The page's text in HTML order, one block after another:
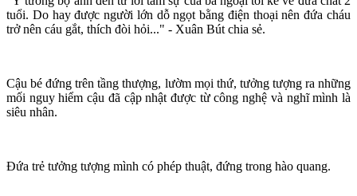
tuổi. Do hay được người lớn dỗ ngọt bằng điện thoại nên đứa cháu
trở nên cáu gắt, thích đòi hỏi..." - Xuân Bút chia sẻ.
Cậu bé đứng trên tầng thượng, lườm mọi thứ, tưởng tượng ra những
mối nguy hiểm cậu đã cập nhật được từ công nghệ và nghĩ mình là
siêu nhân.
Đứa trẻ tưởng tượng mình có phép thuật, đứng trong hào quang.